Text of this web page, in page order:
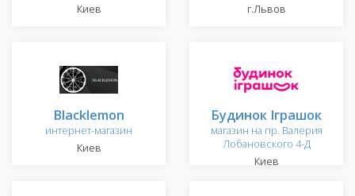
Киев
г.Львов
Blacklemon
интернет-магазин
Киев
Будинок Іграшок
магазин на пр. Валерия
Лобановского 4-Д
Киев